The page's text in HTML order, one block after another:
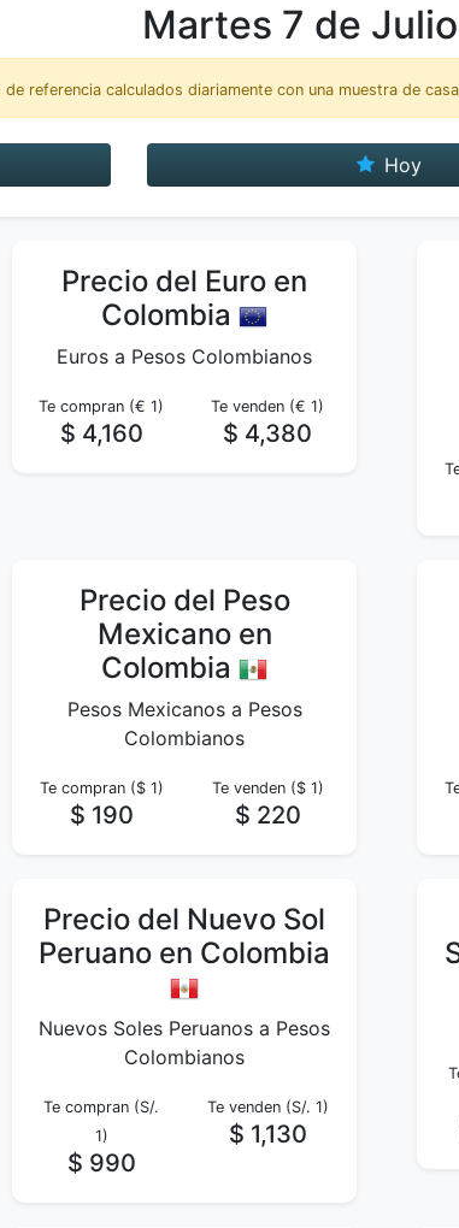
Martes 7 de
referencia calculados diariamente con una muestra de
Hoy
Precio del Euro en
Colombia
Euros a Pesos Colombianos
Te compran (€ 1)
$ 4,160
Te venden (€ 1)
$ 4,380
Precio del Peso
Mexicano en
Colombia
Pesos Mexicanos a Pesos
Colombianos
Te compran ($ 1)
$ 190
Te venden ($ 1)
$ 220
Precio del Nuevo Sol
Peruano en Colombia
Nuevos Soles Peruanos a Pesos
Colombianos
Te compran (S/.
1)
$ 990
Te venden (S/. 1)
$ 1,130